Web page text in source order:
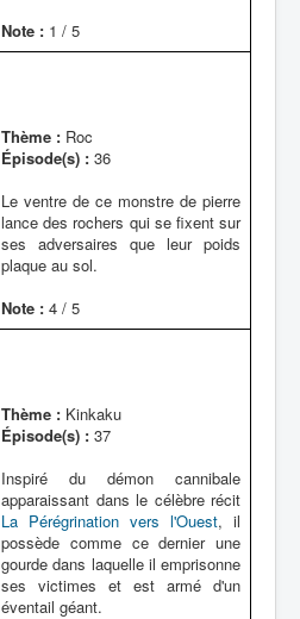
Note : 1 / 5
Thème : Roc
Épisode(s) : 36
Le ventre de ce monstre de pierre
lance des rochers qui se fixent sur
ses adversaires que leur poids
plaque au sol.
Note : 4 / 5
Thème : Kinkaku
Épisode(s) : 37
Inspiré du démon cannibale
apparaissant dans le célèbre récit
La Pérégrination vers l'Ouest, il
possède comme ce dernier une
gourde dans laquelle il emprisonne
ses victimes et est armé d'un
éventail géant.